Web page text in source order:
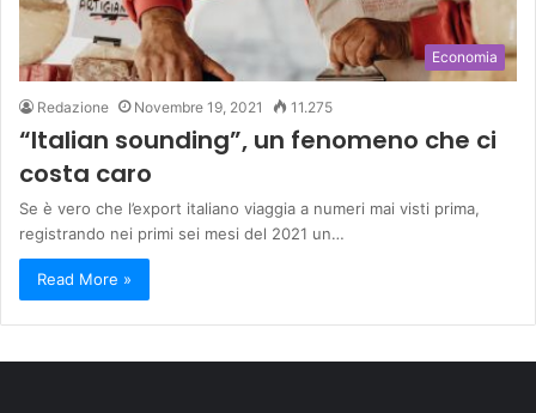
Economia
Redazione Novembre 19, 2021 11.275
“Italian sounding”, un fenomeno che ci
costa caro
Se è vero che l’export italiano viaggia a numeri mai visti prima,
registrando nei primi sei mesi del 2021 un…
Read More »